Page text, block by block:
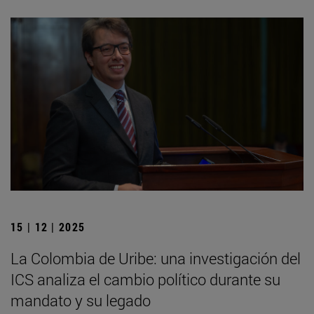
15 | 12 | 2025
La Colombia de Uribe: una investigación del
ICS analiza el cambio político durante su
mandato y su legado